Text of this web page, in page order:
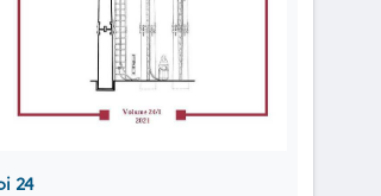
24